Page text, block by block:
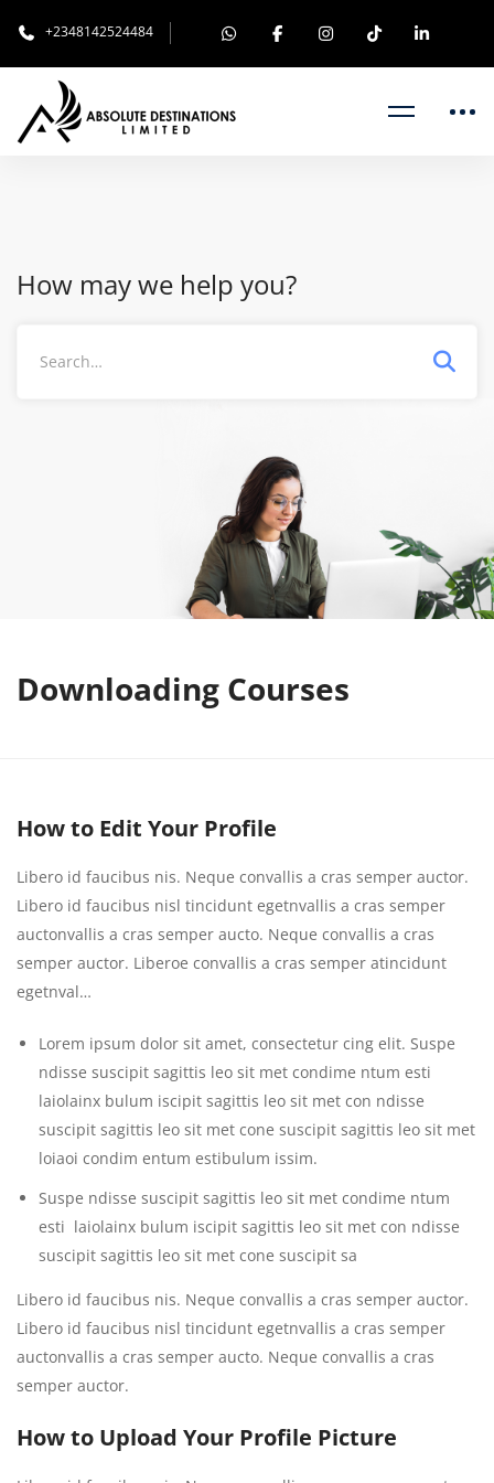
+2348142524484
How may we help you?
Downloading Courses
How to Edit Your Profile
Libero id faucibus nis. Neque convallis a cras semper auctor.
Libero id faucibus nisl tincidunt egetnvallis a cras semper
auctonvallis a cras semper aucto. Neque convallis a cras
semper auctor. Liberoe convallis a cras semper atincidunt
egetnval…
Lorem ipsum dolor sit amet, consectetur cing elit. Suspe
ndisse suscipit sagittis leo sit met condime ntum esti
laiolainx bulum iscipit sagittis leo sit met con ndisse
suscipit sagittis leo sit met cone suscipit sagittis leo sit met
loiaoi condim entum estibulum issim.
Suspe ndisse suscipit sagittis leo sit met condime ntum
esti laiolainx bulum iscipit sagittis leo sit met con ndisse
suscipit sagittis leo sit met cone suscipit sa
Libero id faucibus nis. Neque convallis a cras semper auctor.
Libero id faucibus nisl tincidunt egetnvallis a cras semper
auctonvallis a cras semper aucto. Neque convallis a cras
semper auctor.
How to Upload Your Profile Picture